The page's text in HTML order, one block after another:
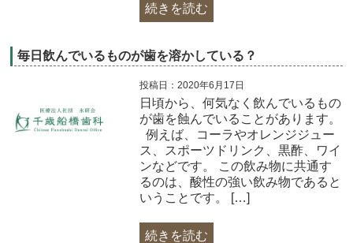
続きを読む
毎日飲んでいるものが歯を溶かしている？
投稿日：2020年6月17日
日頃から、何気なく飲んでいるもの
が歯を蝕んでいることがあります。
例えば、コーラやオレンジジュー
ス、スポーツドリンク、黒酢、ワイ
ンなどです。 この飲み物に共通す
るのは、酸性の強い飲み物であると
いうことです。 […]
続きを読む